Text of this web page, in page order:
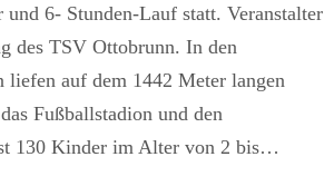
6- Stunden-Lauf statt. Veranstalter
des TSV Ottobrunn. In den
liefen auf dem 1442 Meter langen
Fußballstadion und den
130 Kinder im Alter von 2 bis…